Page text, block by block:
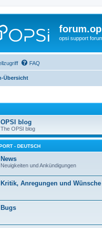
opsi support
FAQ
Übersicht
OPSI blog
The OPSI blog
- DEUTSCH
News
Neuigkeiten und Ankündigungen
Kritik, Anregungen und Wünsche
Bugs